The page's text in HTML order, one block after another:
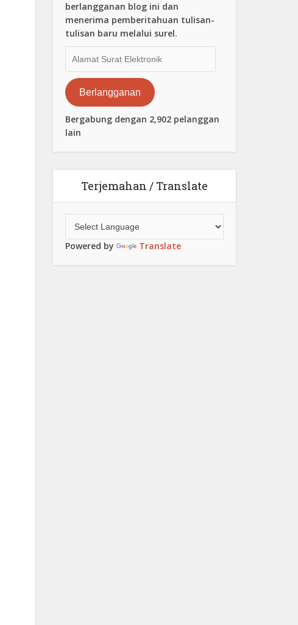
berlangganan blog ini dan
menerima pemberitahuan tulisan-
tulisan baru melalui surel.
Surat
Elektronik
Berlangganan
Bergabung dengan 2,902 pelanggan
lain
Terjemahan / Translate
Powered by Translate